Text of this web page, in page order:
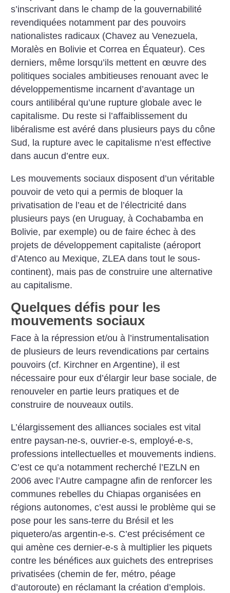
s’inscrivant dans le champ de la gouvernabilité
revendiquées notamment par des pouvoirs
nationalistes radicaux (Chavez au Venezuela,
Moralès en Bolivie et Correa en Équateur). Ces
derniers, même lorsqu’ils mettent en œuvre des
politiques sociales ambitieuses renouant avec le
développementisme incarnent d’avantage un
cours antilibéral qu’une rupture globale avec le
capitalisme. Du reste si l’affaiblissement du
libéralisme est avéré dans plusieurs pays du cône
Sud, la rupture avec le capitalisme n’est effective
dans aucun d’entre eux.
Les mouvements sociaux disposent d’un véritable
pouvoir de veto qui a permis de bloquer la
privatisation de l’eau et de l’électricité dans
plusieurs pays (en Uruguay, à Cochabamba en
Bolivie, par exemple) ou de faire échec à des
projets de développement capitaliste (aéroport
d’Atenco au Mexique, ZLEA dans tout le sous-
continent), mais pas de construire une alternative
au capitalisme.
Quelques défis pour les
mouvements sociaux
Face à la répression et/ou à l’instrumentalisation
de plusieurs de leurs revendications par certains
pouvoirs (cf. Kirchner en Argentine), il est
nécessaire pour eux d’élargir leur base sociale, de
renouveler en partie leurs pratiques et de
construire de nouveaux outils.
L’élargissement des alliances sociales est vital
entre paysan-ne-s, ouvrier-e-s, employé-e-s,
professions intellectuelles et mouvements indiens.
C’est ce qu’a notamment recherché l’EZLN en
2006 avec l’Autre campagne afin de renforcer les
communes rebelles du Chiapas organisées en
régions autonomes, c’est aussi le problème qui se
pose pour les sans-terre du Brésil et les
piquetero/as argentin-e-s. C’est précisément ce
qui amène ces dernier-e-s à multiplier les piquets
contre les bénéfices aux guichets des entreprises
privatisées (chemin de fer, métro, péage
d’autoroute) en réclamant la création d’emplois.